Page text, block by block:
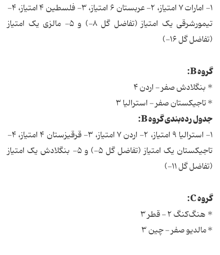
۱- امارات ۷ امتیاز، ۲- عربستان ۶ امتیاز، ۳- فلسطین ۴ امتیاز، ۴-
تیمورشرقی یک امتیاز (تفاضل گل ۸-) و ۵- مالزی یک امتیاز
(تفاضل گل ۱۶-)
گروه B:
* بنگلادش صفر - اردن ۴
* تاجیکستان صفر - استرالیا ۳
جدول رده‌بندی گروه B:
۱- استرالیا ۹ امتیاز، ۲- اردن ۷ امتیاز، ۳- قرقیزستان ۴ امتیاز، ۴-
تاجیکستان یک امتیاز (تفاضل گل ۵-) و ۵- بنگلادش یک امتیاز
(تفاضل گل ۱۱-)
گروه C:
* هنگ‌کنگ ۲ - قطر ۳
* مالدیو صفر - چین ۳